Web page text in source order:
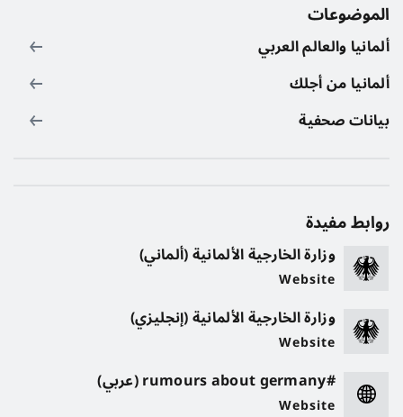
الموضوعات
ألمانيا والعالم العربي
ألمانيا من أجلك
بيانات صحفية
روابط مفيدة
وزارة الخارجية الألمانية (ألماني)
Website
وزارة الخارجية الألمانية (إنجليزي)
Website
#rumours about germany (عربي)
Website